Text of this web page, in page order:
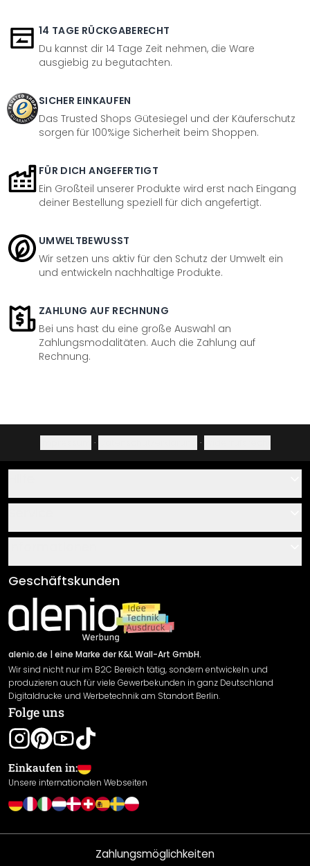
14 TAGE RÜCKGABERECHT
Du kannst dir 14 Tage Zeit nehmen, die Ware
ausgiebig zu begutachten.
SICHER EINKAUFEN
Das Trusted Shops Gütesiegel und der Käuferschutz
sorgen für 100%ige Sicherheit beim Shoppen.
FÜR DICH ANGEFERTIGT
Ein Großteil unserer Produkte wird erst nach Eingang
deiner Bestellung speziell für dich angefertigt.
UMWELTBEWUSST
Wir setzen uns aktiv für den Schutz der Umwelt ein
und entwickeln nachhaltige Produkte.
ZAHLUNG AUF RECHNUNG
Bei uns hast du eine große Auswahl an
Zahlungsmodalitäten. Auch die Zahlung auf
Rechnung.
· ·
Über uns
Klebe- und Montageanleitungen
Newsletter An-/Abmeldung
Sendungsverfolgung
AGB
Impressum
Versand & Zahlung
Rücksendung
Widerrufsrecht
Datenschutzerklärung
Gewährleistung
Leistungserklärung / CE-Zeichen
Cookie Einstellungen
Geschäftskunden
alenio.de | eine Marke der K&L Wall-Art GmbH.
Wir sind nicht nur im B2C Bereich tätig, sondern entwickeln und
produzieren auch für viele Gewerbekunden in ganz Deutschland
Digitaldrucke und Werbetechnik am Standort Berlin.
Folge uns
Einkaufen in:
Unsere internationalen Webseiten
Zahlungsmöglichkeiten